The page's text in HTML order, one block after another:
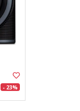
- 23%